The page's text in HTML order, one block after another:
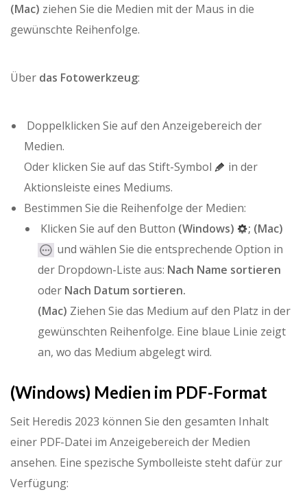
(Mac) ziehen Sie die Medien mit der Maus in die
gewünschte Reihenfolge.
Über das Fotowerkzeug:
Doppelklicken Sie auf den Anzeigebereich der
Medien.
Oder klicken Sie auf das Stift-Symbol
in der
Aktionsleiste eines Mediums.
Bestimmen Sie die Reihenfolge der Medien:
Klicken Sie auf den Button (Windows)
; (Mac)
und wählen Sie die entsprechende Option in
der Dropdown-Liste aus: Nach Name sortieren
oder Nach Datum sortieren.
(Mac) Ziehen Sie das Medium auf den Platz in der
gewünschten Reihenfolge. Eine blaue Linie zeigt
an, wo das Medium abgelegt wird.
(Windows) Medien im PDF-Format
Seit Heredis 2023 können Sie den gesamten Inhalt
einer PDF-Datei im Anzeigebereich der Medien
ansehen. Eine spezische Symbolleiste steht dafür zur
Verfügung: